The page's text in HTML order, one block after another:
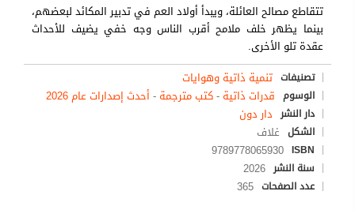
تتقاطع مصالح العائلة، ويبدأ أولاد العم في تدبير المكائد لبعضهم،
بينما يظهر خلف ملامح أقرب الناس وجه خفي يضيف للأحداث
عقدة تلو الأخرى.
تصنيفات تنمية ذاتية وهوايات
الوسوم قدرات ذاتية -كتب مترجمة - أحدث إصدارات عام 2026
دار النشر دار دون
الشكل غلاف
ISBN
9789778065930
سنة النشر 2026
عدد الصفحات 365